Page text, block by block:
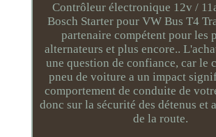
Contrôleur électronique 12v /
Bosch Starter pour VW Bus T4
partenaire compétent pour les
alternateurs et plus encore..
une question de confiance, car le
pneu de voiture a un impact
comportement de conduite de
donc sur la sécurité des détenus et
de la route.